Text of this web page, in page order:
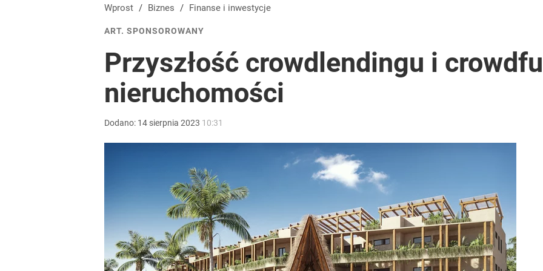
Wprost / Biznes / Finanse i inwestycje
ART. SPONSOROWANY
Przyszłość crowdlendingu i
nieruchomości
Dodano: 14 sierpnia 2023 10:31